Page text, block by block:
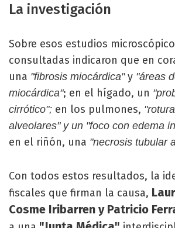
La investigación
Sobre esos estudios
consultadas indicaron que en
una "fibrosis miocárdica" y "áreas
miocárdica"; en el hígado, un
cirrótico"; en los pulmones,
alveolares" y un "foco con edema
en el riñón, una "necrosis tubular
Con todos estos resultados, la
fiscales que firman la causa,
Cosme Iribarren y Patricio